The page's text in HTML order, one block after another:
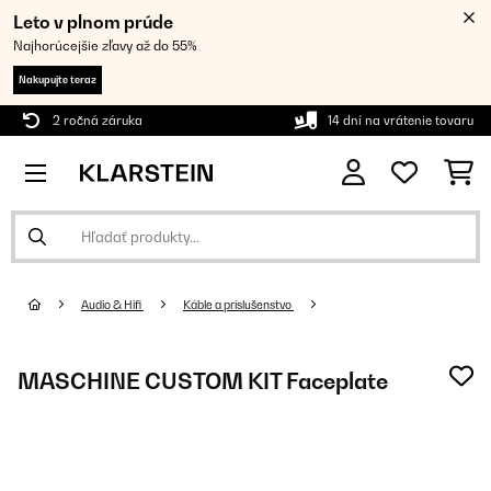
Leto v plnom prúde
Najhorúcejšie zľavy až do 55%
Nakupujte teraz
2 ročná záruka 14 dní na vrátenie tovaru
Audio & Hifi Káble a príslušenstvo
MASCHINE CUSTOM KIT Faceplate